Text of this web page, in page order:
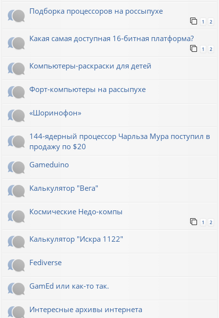
Подборка процессоров на россыпухе
1 2
Какая самая доступная 16-битная платформа?
1 2
Компьютеры-раскраски для детей
Форт-компьютеры на рассыпухе
«Шоринофон»
144-ядерный процессор Чарльза Мура поступил в
продажу по $20
Gameduino
Калькулятор "Вега"
Космические Недо-компы
1 2
Калькулятор "Искра 1122"
Fediverse
GamEd или как-то так.
Интересные архивы интернета